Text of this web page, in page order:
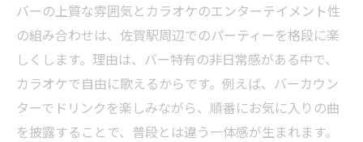
バーの上質な雰囲気とカラオケのエンターテイメント性
の組み合わせは、佐賀駅周辺でのパーティーを格段に楽
しくします。理由は、バー特有の非日常感がある中で、
カラオケで自由に歌えるからです。例えば、バーカウン
ターでドリンクを楽しみながら、順番にお気に入りの曲
を披露することで、普段とは違う一体感が生まれます。